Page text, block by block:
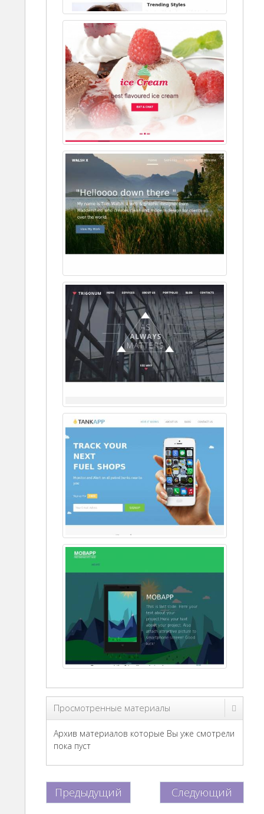
Просмотренные материалы
Архив материалов которые Вы уже смотрели
пока пуст
Предыдущий Следующий